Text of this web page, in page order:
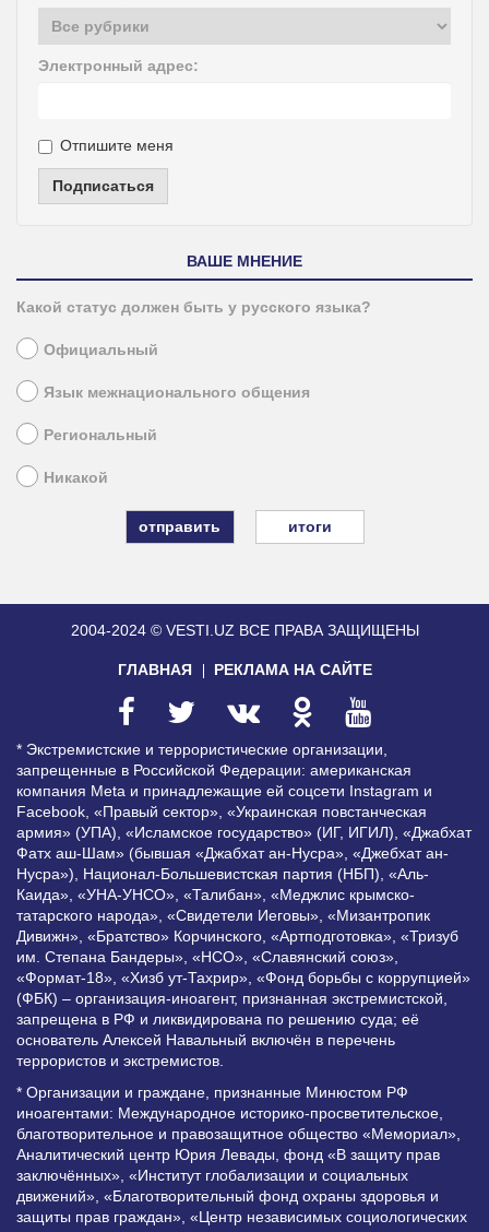
Электронный адрес:
Отпишите меня
Подписаться
ВАШЕ МНЕНИЕ
Какой статус должен быть у русского языка?
Официальный
Язык межнационального общения
Региональный
Никакой
итоги
2004-2024 © VESTI.UZ ВСЕ ПРАВА ЗАЩИЩЕНЫ
ГЛАВНАЯ РЕКЛАМА НА САЙТЕ
* Экстремистские и террористические организации,
запрещенные в Российской Федерации: американская
компания Meta и принадлежащие ей соцсети Instagram и
Facebook, «Правый сектор», «Украинская повстанческая
армия» (УПА), «Исламское государство» (ИГ, ИГИЛ), «Джабхат
Фатх аш-Шам» (бывшая «Джабхат ан-Нусра», «Джебхат ан-
Нусра»), Национал-Большевистская партия (НБП), «Аль-
Каида», «УНА-УНСО», «Талибан», «Меджлис крымско-
татарского народа», «Свидетели Иеговы», «Мизантропик
Дивижн», «Братство» Корчинского, «Артподготовка», «Тризуб
им. Степана Бандеры», «НСО», «Славянский союз»,
«Формат-18», «Хизб ут-Тахрир», «Фонд борьбы с коррупцией»
(ФБК) – организация-иноагент, признанная экстремистской,
запрещена в РФ и ликвидирована по решению суда; её
основатель Алексей Навальный включён в перечень
террористов и экстремистов.
* Организации и граждане, признанные Минюстом РФ
иноагентами: Международное историко-просветительское,
благотворительное и правозащитное общество «Мемориал»,
Аналитический центр Юрия Левады, фонд «В защиту прав
заключённых», «Институт глобализации и социальных
движений», «Благотворительный фонд охраны здоровья и
защиты прав граждан», «Центр независимых социологических